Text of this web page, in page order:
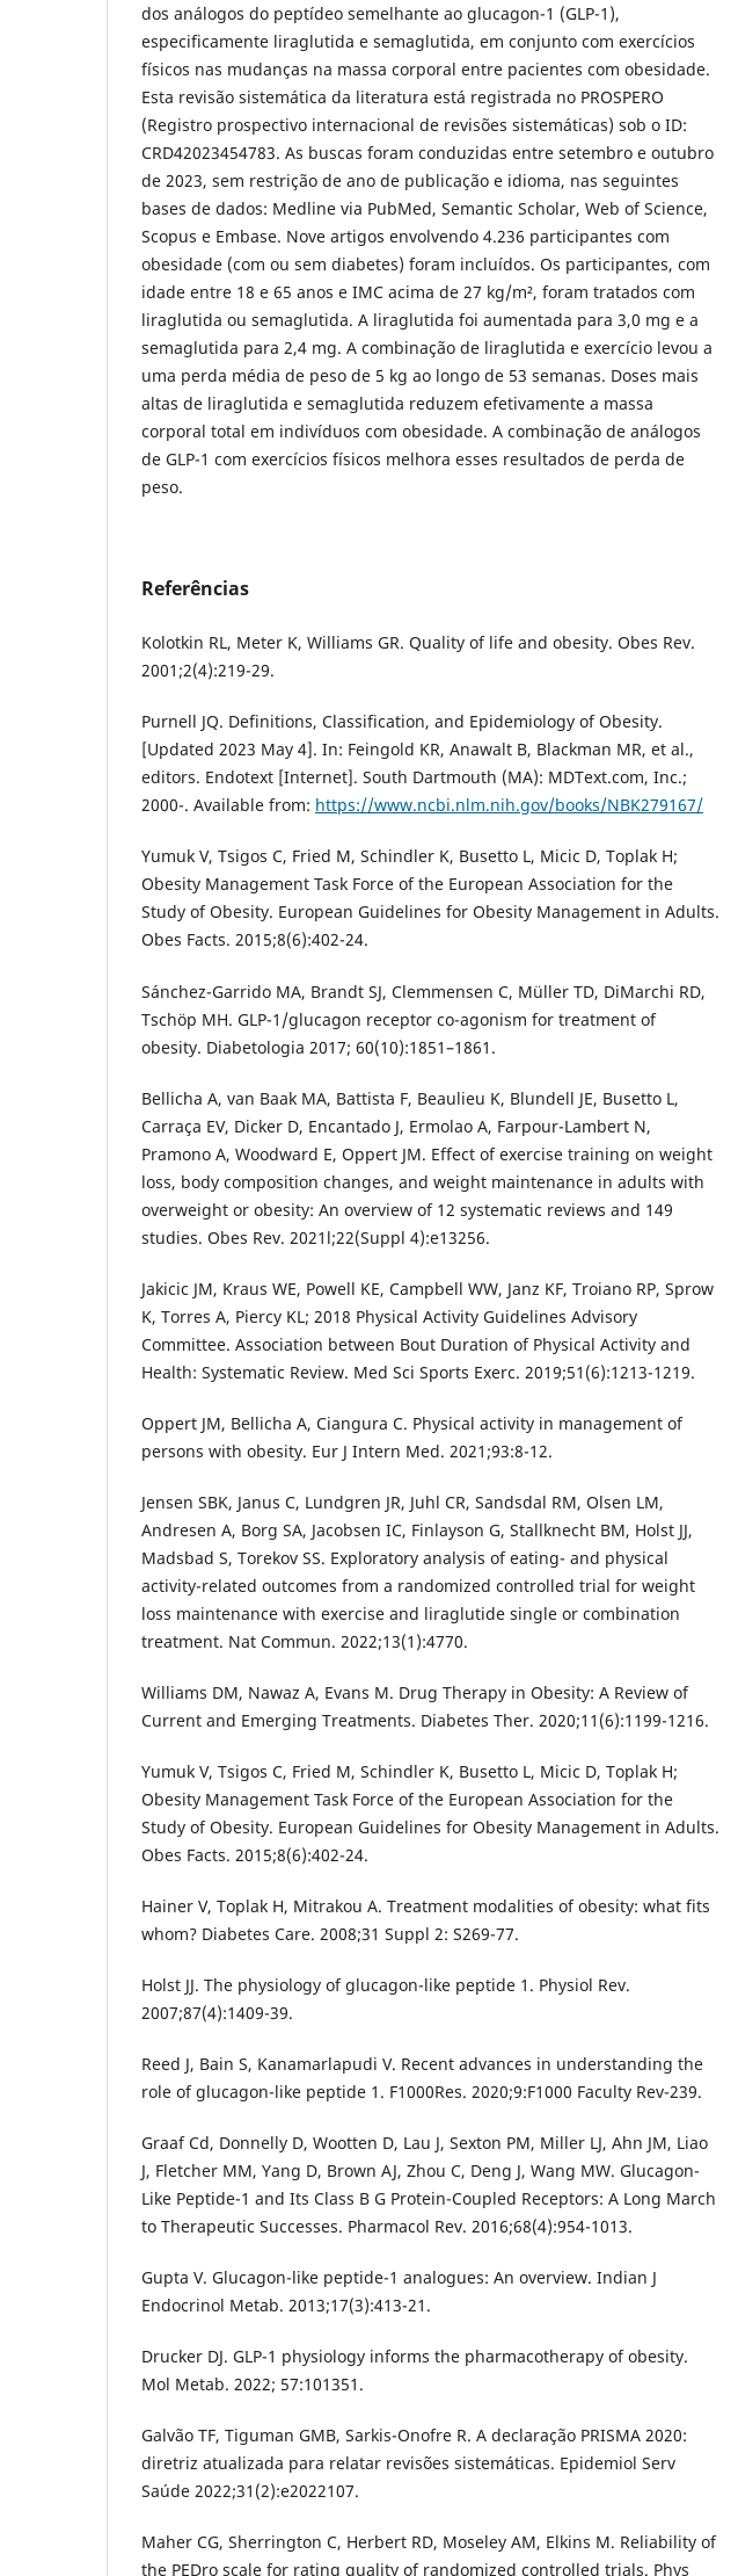
dos análogos do peptídeo semelhante ao glucagon-1 (GLP-1),
especificamente liraglutida e semaglutida, em conjunto com exercícios
físicos nas mudanças na massa corporal entre pacientes com obesidade.
Esta revisão sistemática da literatura está registrada no PROSPERO
(Registro prospectivo internacional de revisões sistemáticas) sob o ID:
CRD42023454783. As buscas foram conduzidas entre setembro e outubro
de 2023, sem restrição de ano de publicação e idioma, nas seguintes
bases de dados: Medline via PubMed, Semantic Scholar, Web of Science,
Scopus e Embase. Nove artigos envolvendo 4.236 participantes com
obesidade (com ou sem diabetes) foram incluídos. Os participantes, com
idade entre 18 e 65 anos e IMC acima de 27 kg/m², foram tratados com
liraglutida ou semaglutida. A liraglutida foi aumentada para 3,0 mg e a
semaglutida para 2,4 mg. A combinação de liraglutida e exercício levou a
uma perda média de peso de 5 kg ao longo de 53 semanas. Doses mais
altas de liraglutida e semaglutida reduzem efetivamente a massa
corporal total em indivíduos com obesidade. A combinação de análogos
de GLP-1 com exercícios físicos melhora esses resultados de perda de
peso.
Referências
Kolotkin RL, Meter K, Williams GR. Quality of life and obesity. Obes Rev.
2001;2(4):219-29.
Purnell JQ. Definitions, Classification, and Epidemiology of Obesity.
[Updated 2023 May 4]. In: Feingold KR, Anawalt B, Blackman MR, et al.,
editors. Endotext [Internet]. South Dartmouth (MA): MDText.com, Inc.;
2000-. Available from: https://www.ncbi.nlm.nih.gov/books/NBK279167/
Yumuk V, Tsigos C, Fried M, Schindler K, Busetto L, Micic D, Toplak H;
Obesity Management Task Force of the European Association for the
Study of Obesity. European Guidelines for Obesity Management in Adults.
Obes Facts. 2015;8(6):402-24.
Sánchez-Garrido MA, Brandt SJ, Clemmensen C, Müller TD, DiMarchi RD,
Tschöp MH. GLP-1/glucagon receptor co-agonism for treatment of
obesity. Diabetologia 2017; 60(10):1851–1861.
Bellicha A, van Baak MA, Battista F, Beaulieu K, Blundell JE, Busetto L,
Carraça EV, Dicker D, Encantado J, Ermolao A, Farpour-Lambert N,
Pramono A, Woodward E, Oppert JM. Effect of exercise training on weight
loss, body composition changes, and weight maintenance in adults with
overweight or obesity: An overview of 12 systematic reviews and 149
studies. Obes Rev. 2021l;22(Suppl 4):e13256.
Jakicic JM, Kraus WE, Powell KE, Campbell WW, Janz KF, Troiano RP, Sprow
K, Torres A, Piercy KL; 2018 Physical Activity Guidelines Advisory
Committee. Association between Bout Duration of Physical Activity and
Health: Systematic Review. Med Sci Sports Exerc. 2019;51(6):1213-1219.
Oppert JM, Bellicha A, Ciangura C. Physical activity in management of
persons with obesity. Eur J Intern Med. 2021;93:8-12.
Jensen SBK, Janus C, Lundgren JR, Juhl CR, Sandsdal RM, Olsen LM,
Andresen A, Borg SA, Jacobsen IC, Finlayson G, Stallknecht BM, Holst JJ,
Madsbad S, Torekov SS. Exploratory analysis of eating- and physical
activity-related outcomes from a randomized controlled trial for weight
loss maintenance with exercise and liraglutide single or combination
treatment. Nat Commun. 2022;13(1):4770.
Williams DM, Nawaz A, Evans M. Drug Therapy in Obesity: A Review of
Current and Emerging Treatments. Diabetes Ther. 2020;11(6):1199-1216.
Yumuk V, Tsigos C, Fried M, Schindler K, Busetto L, Micic D, Toplak H;
Obesity Management Task Force of the European Association for the
Study of Obesity. European Guidelines for Obesity Management in Adults.
Obes Facts. 2015;8(6):402-24.
Hainer V, Toplak H, Mitrakou A. Treatment modalities of obesity: what fits
whom? Diabetes Care. 2008;31 Suppl 2: S269-77.
Holst JJ. The physiology of glucagon-like peptide 1. Physiol Rev.
2007;87(4):1409-39.
Reed J, Bain S, Kanamarlapudi V. Recent advances in understanding the
role of glucagon-like peptide 1. F1000Res. 2020;9:F1000 Faculty Rev-239.
Graaf Cd, Donnelly D, Wootten D, Lau J, Sexton PM, Miller LJ, Ahn JM, Liao
J, Fletcher MM, Yang D, Brown AJ, Zhou C, Deng J, Wang MW. Glucagon-
Like Peptide-1 and Its Class B G Protein-Coupled Receptors: A Long March
to Therapeutic Successes. Pharmacol Rev. 2016;68(4):954-1013.
Gupta V. Glucagon-like peptide-1 analogues: An overview. Indian J
Endocrinol Metab. 2013;17(3):413-21.
Drucker DJ. GLP-1 physiology informs the pharmacotherapy of obesity.
Mol Metab. 2022; 57:101351.
Galvão TF, Tiguman GMB, Sarkis-Onofre R. A declaração PRISMA 2020:
diretriz atualizada para relatar revisões sistemáticas. Epidemiol Serv
Saúde 2022;31(2):e2022107.
Maher CG, Sherrington C, Herbert RD, Moseley AM, Elkins M. Reliability of
the PEDro scale for rating quality of randomized controlled trials. Phys